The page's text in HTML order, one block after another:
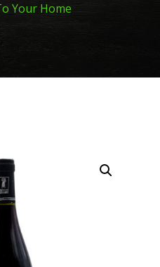
Your Home